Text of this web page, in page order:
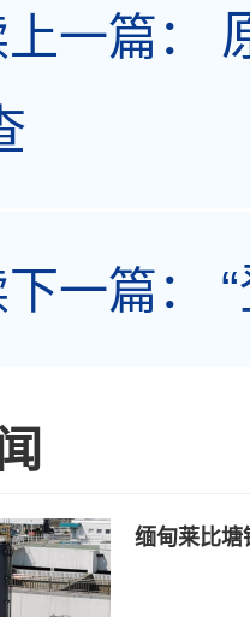
一篇：
一篇：
缅甸莱比塘